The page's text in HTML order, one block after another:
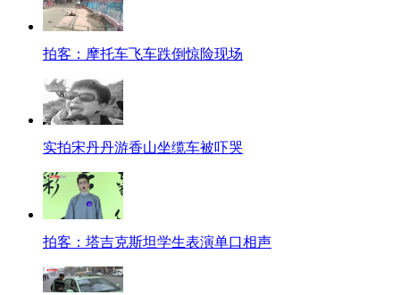
拍客：摩托车飞车跌倒惊险现场
实拍宋丹丹游香山坐缆车被吓哭
拍客：塔吉克斯坦学生表演单口相声